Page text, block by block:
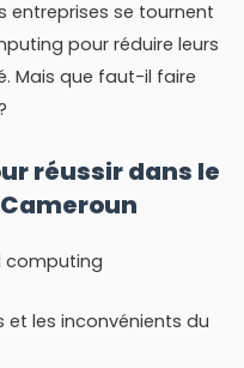
entreprises se tournent
pour réduire leurs
Mais que faut-il faire
réussir dans le
computing
et les inconvénients du